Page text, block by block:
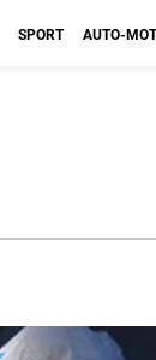
SPORT AUTO-